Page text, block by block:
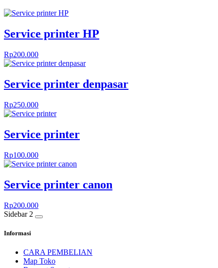
Service printer HP
Rp200.000
Service printer denpasar
Rp250.000
Service printer
Rp100.000
Service printer canon
Rp200.000
Sidebar 2
Informasi
CARA PEMBELIAN
Map Toko